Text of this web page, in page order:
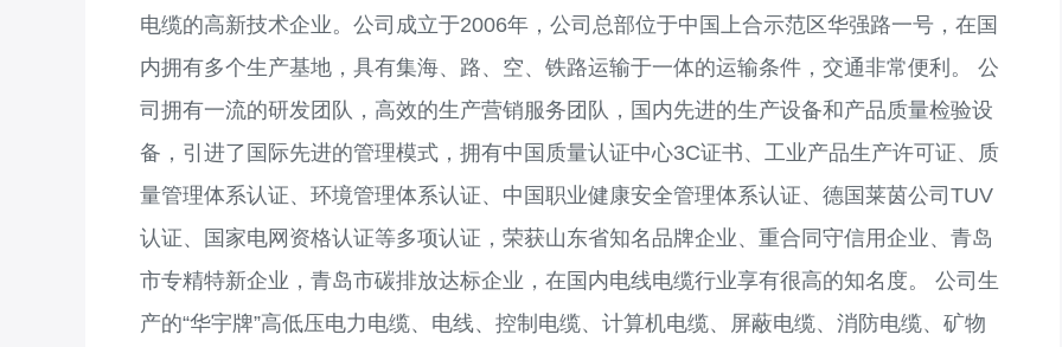
电缆的高新技术企业。公司成立于2006年，公司总部位于中国上合示范区华强路一号，在国
内拥有多个生产基地，具有集海、路、空、铁路运输于一体的运输条件，交通非常便利。 公
司拥有一流的研发团队，高效的生产营销服务团队，国内先进的生产设备和产品质量检验设
备，引进了国际先进的管理模式，拥有中国质量认证中心3C证书、工业产品生产许可证、质
量管理体系认证、环境管理体系认证、中国职业健康安全管理体系认证、德国莱茵公司TUV
认证、国家电网资格认证等多项认证，荣获山东省知名品牌企业、重合同守信用企业、青岛
市专精特新企业，青岛市碳排放达标企业，在国内电线电缆行业享有很高的知名度。 公司生
产的“华宇牌”高低压电力电缆、电线、控制电缆、计算机电缆、屏蔽电缆、消防电缆、矿物